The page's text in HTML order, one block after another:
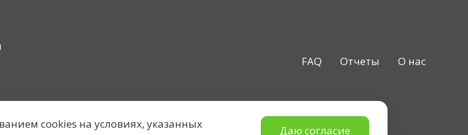
О нас
Отчеты
FAQ
cookies на условиях, указанных
Даю согласие